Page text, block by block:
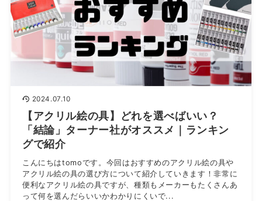
2024.07.10
【アクリル絵の具】どれを選べばいい？
「結論」ターナー社がオススメ｜ランキン
グで紹介
こんにちはtomoです。今回はおすすめのアクリル絵の具や
アクリル絵の具の選び方について紹介していきます！非常に
便利なアクリル絵の具ですが、種類もメーカーもたくさんあ
って何を選んだらいいかわかりにくいで...